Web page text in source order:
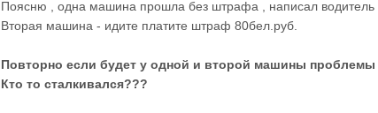
Поясню , одна машина прошла без штрафа , написал водитель
Вторая машина - идите платите штраф 80бел.руб.
Повторно если будет у одной и второй машины
Кто то сталкивался???